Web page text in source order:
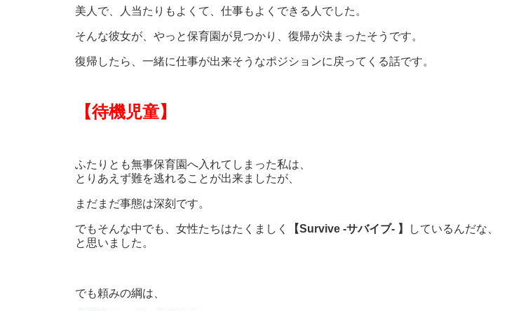
美人で、人当たりもよくて、仕事もよくできる人でした。
そんな彼女が、やっと保育園が見つかり、復帰が決まったそうです。
復帰したら、一緒に仕事が出来そうなポジションに戻ってくる話です。
【待機児童】
ふたりとも無事保育園へ入れてしまった私は、
とりあえず難を逃れることが出来ましたが、
まだまだ事態は深刻です。
でもそんな中でも、女性たちはたくましく 【Survive -サバイブ‐ 】
しているんだな、
と思いました。
でも頼みの綱は、